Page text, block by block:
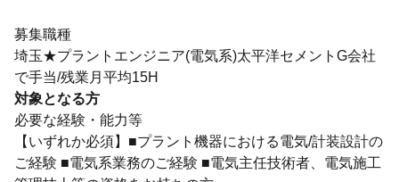
募集職種
埼玉★プラントエンジニア(電気系)太平洋セメントG会社
で手当/残業月平均15H
対象となる方
必要な経験・能力等
【いずれか必須】■プラント機器における電気/計装設計の
ご経験 ■電気系業務のご経験 ■電気主任技術者、電気施工